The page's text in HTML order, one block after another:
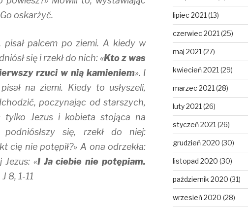
oskarżyć.
pisał palcem po ziemi. A kiedy w
się i rzekł do nich: «Kto z was
rzuci w nią kamieniem». I
na ziemi. Kiedy to usłyszeli,
poczynając od starszych,
tylko Jezus i kobieta stojąca na
podniósłszy się, rzekł do niej:
cię nie potępił?» A ona odrzekła:
Jezus: «I Ja ciebie nie potępiam.
J 8, 1-11
lipiec 2021 (13)
czerwiec 2021 (25)
maj 2021 (27)
kwiecień 2021 (29)
marzec 2021 (28)
luty 2021 (26)
styczeń 2021 (26)
grudzień 2020 (30)
listopad 2020 (30)
październik 2020 (31)
wrzesień 2020 (28)